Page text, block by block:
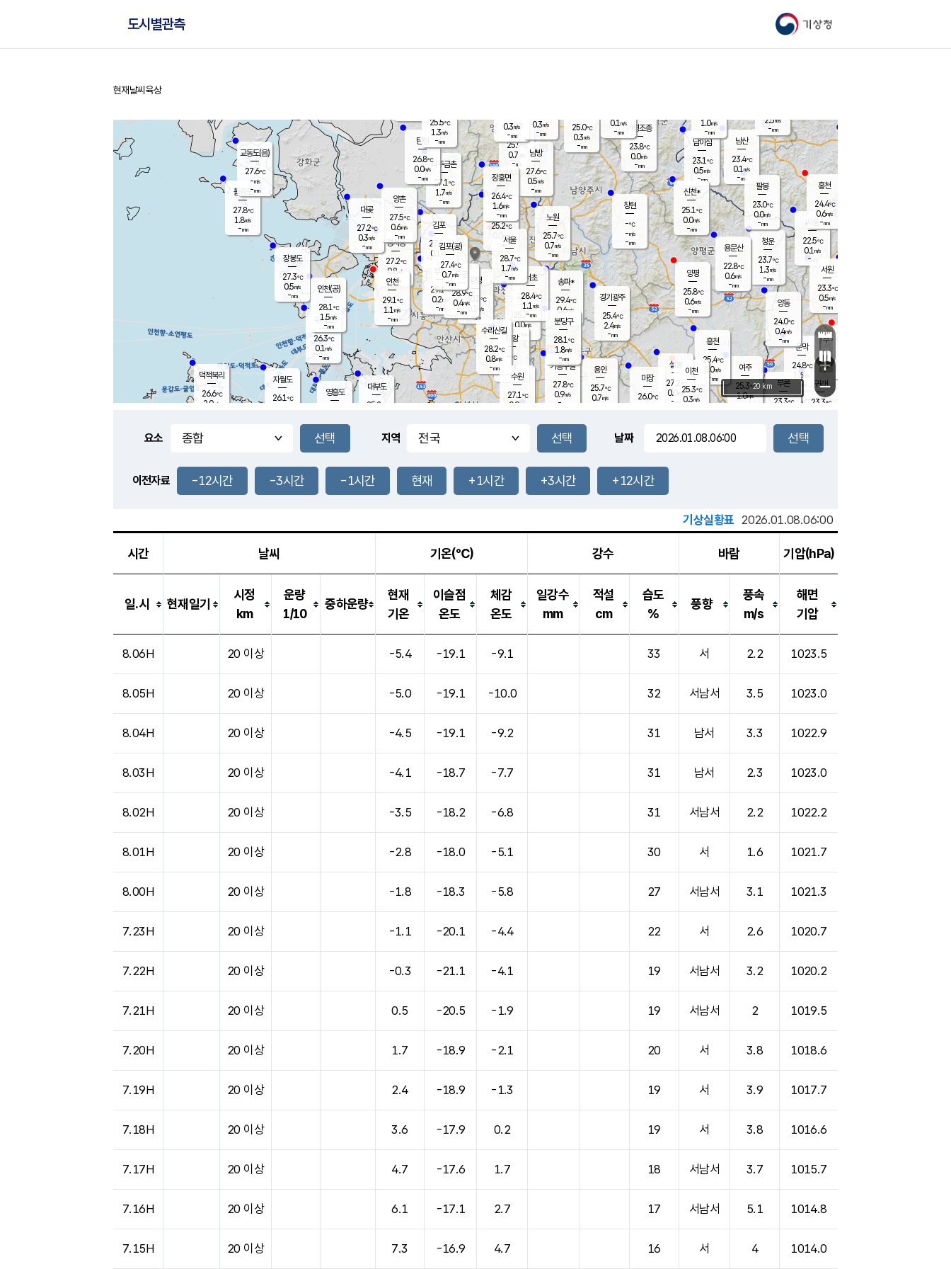
기상청
도시별관측
홈
현재날씨 육상
풍도
0.8m/s
문막
24.8℃
1.6m/s
mm
남이섬
23.1℃
0.5m/s
-mm
무의도
26.3℃
0.1 m/s
-mm
영흥도
볼음도
27.8℃
1.8m/s
-mm
자월도
26.1℃
양주
25.9℃
0.7
-mm
부론
23.3℃
과천
25.7℃
0.0m/s
- mm
남산
23.4℃
0.1 m/s
-mm
장봉도
27.3℃
0.5m/s
-mm
-mm
청운
23.7℃
1.3m/s
-mm
팔봉
23.0℃
0.0m/s
-mm
-mm
용인
25.7℃
0.7m/s
여주
25.3℃
1.0m/s
양동
24.0℃
0.4m/s
-mm
경기광주
25.4℃
2.4m/s
-mm
장호원
1.0m/s
-mm
26.5
℃
대부도
25.2
-
경서동
27.2℃
0.8 m/s
-mm
파주금촌
27.1℃
1.7m/s
-mm
가평조종
23.8℃
0.0m/s
-mm
25.0℃
0.3m/s
-mm
대곶
27.2℃
0.3m/s
-mm
신천*
25.1℃
0.0m/s
-mm
창현
-℃
-m/s
-mm
탄현
26.8℃
0.0m/s
-mm
0.1 m/s
-mm
28.1℃
0.6m/s
-mm
흥천
25.4℃
0.0m/s
-mm
마장
26.0℃
의왕
- ℃
m/s
mm
김포
27.6℃
0.1 m/s
mm
설봉
27.2
0.0 m/s
- mm
광명
30.2 ℃
0.1 m/s
-mm
부천
29.1℃
0.2m/s
-mm
-mm
양촌
27.5℃
0.6m/s
-mm
구로
28.9℃
0.4m/s
-mm
은평
25.2℃
0.0 m/s
- mm
노원
25.7℃
0.7m/s
-mm
송파*
29.4℃
0.6m/s
-mm
서초
28.4℃
1.1 m/s
-mm
남방
27.6℃
0.5m/s
-mm
기흥구갈
27.8℃
0.9m/s
-
수리산길
28.2℃
0.8m/s
-mm
분당구
28.1℃
1.8m/s
-mm
장흥면
26.4℃
1.6m/s
-mm
0.3m/s
-mm
시동
22.5℃
0.1 m/s
- mm
귀래
23.3℃
서원
23.3℃
0.5m/s
-mm
용문산
22.8℃
0.6m/s
-mm
덕적북리
26.6℃
2.0m/s
인천(공)
28.1℃
1.5m/s
-mm
김포(공)
27.4℃
0.7m/s
-mm
교동도(음)
27.6℃
-m/s
-mm
홍천
24.4℃
0.6m/s
-mm
이천
25.3℃
0.3m/s
양평
25.8℃
0.6m/s
-mm
수원
27.1℃
0.9m/s
인천
29.1℃
1.1 m/s
-mm
서울
28.7℃
1.7m/s
-mm
2.5m/s
-mm
25.5℃
1.3m/s
-mm
0.3m/s
-mm
+
−
20 km
요소 지역 날짜
이전자료 -12시간 -3시간 -1시간 현재 +1시간 +3시간 +12시간
기상실황표 2026.01.08.06:00
시간 날씨 기온(℃) 강수 바람 기압(hPa)
일.시 현재일기
시정
km
운량
1/10
중하운량
현재
기온
이슬점
온도
체감
온도
일강수
mm
적설
cm
습도
%
풍향
풍속
m/s
해면
기압
8.06H 20 이상 -5.4 -19.1 -9.1 33 서 2.2 1023.5
8.05H 20 이상 -5.0 -19.1 -10.0 32 서남서 3.5 1023.0
8.04H 20 이상 -4.5 -19.1 -9.2 31 남서 3.3 1022.9
8.03H 20 이상 -4.1 -18.7 -7.7 31 남서 2.3 1023.0
8.02H 20 이상 -3.5 -18.2 -6.8 31 서남서 2.2 1022.2
8.01H 20 이상 -2.8 -18.0 -5.1 30 서 1.6 1021.7
8.00H 20 이상 -1.8 -18.3 -5.8 27 서남서 3.1 1021.3
7.23H 20 이상 -1.1 -20.1 -4.4 22 서 2.6 1020.7
7.22H 20 이상 -0.3 -21.1 -4.1 19 서남서 3.2 1020.2
7.21H 20 이상 0.5 -20.5 -1.9 19 서남서 2 1019.5
7.20H 20 이상 1.7 -18.9 -2.1 20 서 3.8 1018.6
7.19H 20 이상 2.4 -18.9 -1.3 19 서 3.9 1017.7
7.18H 20 이상 3.6 -17.9 0.2 19 서 3.8 1016.6
7.17H 20 이상 4.7 -17.6 1.7 18 서남서 3.7 1015.7
7.16H 20 이상 6.1 -17.1 2.7 17 서남서 5.1 1014.8
7.15H 20 이상 7.3 -16.9 4.7 16 서 4 1014.0